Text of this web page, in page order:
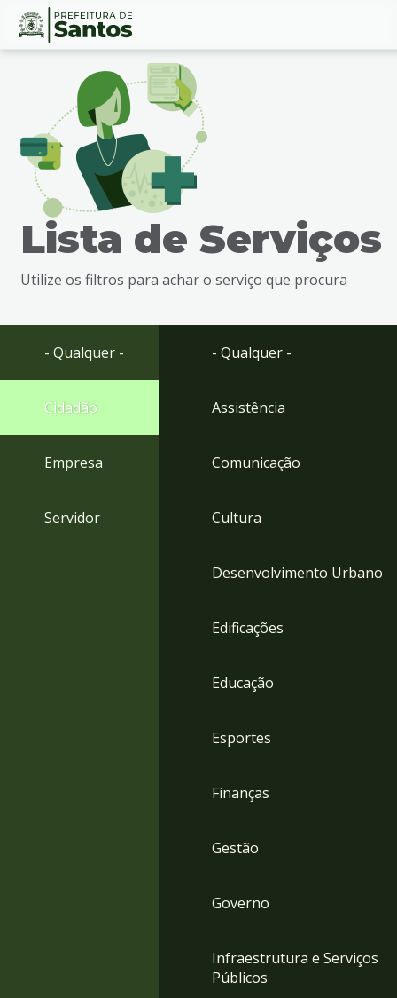
Ir
busca
Ir
rodapé
Conteúdo
Lista de Serviços
Utilize os filtros para achar o serviço que procura
- Qualquer -
Cidadão
Empresa
Servidor
- Qualquer -
Assistência
Comunicação
Cultura
Desenvolvimento Urbano
Edificações
Educação
Esportes
Finanças
Gestão
Governo
Infraestrutura e Serviços
Públicos